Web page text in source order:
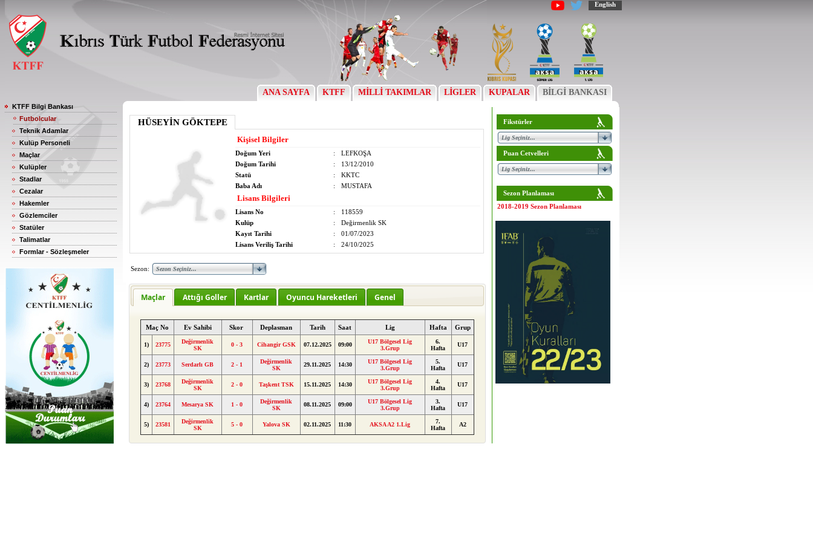
English
ANA SAYFA KTFF MİLLİ TAKIMLAR LİGLER KUPALAR BİLGİ BANKASI
KTFF Bilgi Bankası
Futbolcular
Teknik Adamlar
Kulüp Personeli
Maçlar
Kulüpler
Stadlar
Cezalar
Hakemler
Gözlemciler
Statüler
Talimatlar
Formlar - Sözleşmeler
HÜSEYİN GÖKTEPE
Kişisel Bilgiler
Doğum Yeri :
LEFKOŞA
Doğum Tarihi
:
13/12/2010
Statü
:
KKTC
Baba Adı
: MUSTAFA
Lisans Bilgileri
Lisans No :
118559
Kulüp
:
Değirmenlik SK
Kayıt Tarihi
:
01/07/2023
Lisans Veriliş Tarihi
: 24/10/2025
Sezon:
Maçlar Attığı Goller Kartlar Oyuncu Hareketleri Genel
Maç No Ev Sahibi Skor Deplasman Tarih Saat Lig Hafta Grup
1) 23775
Değirmenlik
SK
0 - 3 Cihangir GSK 07.12.2025 09:00
U17 Bölgesel Lig
3.Grup
6.
Hafta
U17
2) 23773 Serdarlı GB 2 - 1
Değirmenlik
SK
29.11.2025 14:30
U17 Bölgesel Lig
3.Grup
5.
Hafta
U17
3) 23768
Değirmenlik
SK
2 - 0 Taşkent TSK 15.11.2025 14:30
U17 Bölgesel Lig
3.Grup
4.
Hafta
U17
4) 23764 Mesarya SK 1 - 0
Değirmenlik
SK
08.11.2025 09:00
U17 Bölgesel Lig
3.Grup
3.
Hafta
U17
5) 23581
Değirmenlik
SK
5 - 0 Yalova SK 02.11.2025 11:30 AKSA A2 1.Lig
7.
Hafta
A2
Fikstürler
Puan Cetvelleri
Sezon Planlaması
2018-2019 Sezon Planlaması